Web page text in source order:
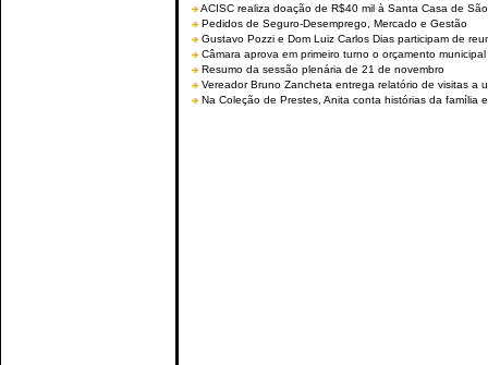
ACISC realiza doação de R$40 mil à Santa Casa de
Pedidos de Seguro-Desemprego, Mercado e Gestão
Gustavo Pozzi e Dom Luiz Carlos Dias participam de
Câmara aprova em primeiro turno o orçamento
Resumo da sessão plenária de 21 de novembro
Vereador Bruno Zancheta entrega relatório de visitas a
Na Coleção de Prestes, Anita conta histórias da família